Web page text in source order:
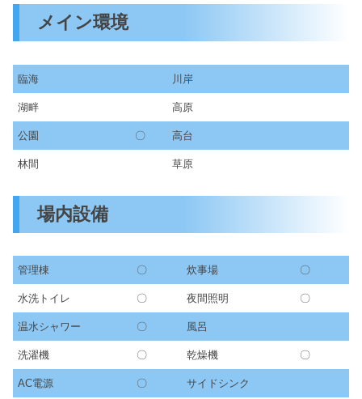
メイン環境
臨海 川岸
湖畔 高原
公園 〇 高台
林間 草原
場内設備
管理棟 〇 炊事場 〇
水洗トイレ 〇 夜間照明 〇
温水シャワー 〇 風呂
洗濯機 〇 乾燥機 〇
AC電源 〇 サイドシンク